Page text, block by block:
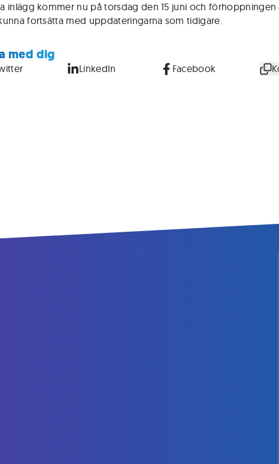
inlägg kommer nu på torsdag den 15 juni och förhoppningen
fortsätta med uppdateringarna som tidigare.
med dig
LinkedIn Facebook